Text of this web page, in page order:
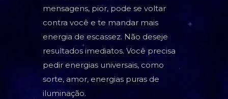
mensagens, pior, pode se voltar
contra você e te mandar mais
energia de escassez. Não deseje
resultados imediatos. Você precisa
pedir energias universais, como
sorte, amor, energias puras de
iluminação.